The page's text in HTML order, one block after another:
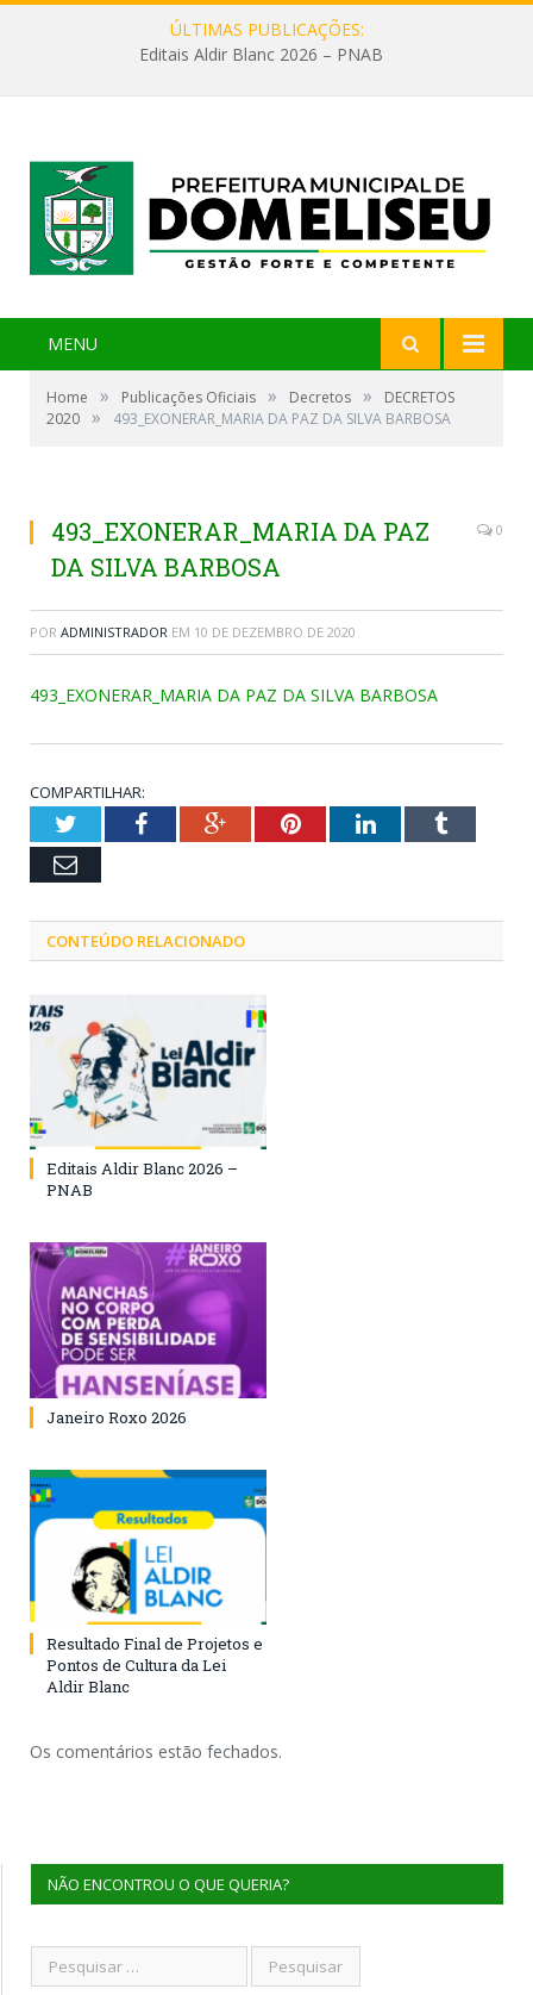
ÚLTIMAS PUBLICAÇÕES:
Editais Aldir Blanc 2026 – PNAB
MENU
Home » Publicações Oficiais » Decretos »
DECRETOS
2020 » 493_EXONERAR_MARIA DA PAZ DA SILVA BARBOSA
493_EXONERAR_MARIA DA PAZ
DA SILVA BARBOSA
0
POR ADMINISTRADOR EM 10 DE DEZEMBRO DE 2020
493_EXONERAR_MARIA DA PAZ DA SILVA BARBOSA
COMPARTILHAR:
TwitterFacebookGoogle+PinterestLinkedInTumblr
Email
CONTEÚDO RELACIONADO
Editais Aldir Blanc 2026 –
PNAB
Janeiro Roxo 2026
Resultado Final de Projetos e
Pontos de Cultura da Lei
Aldir Blanc
Os comentários estão fechados.
NÃO ENCONTROU O QUE QUERIA?